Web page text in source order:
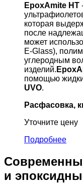
EpoxAmite HT
которая
после
может
E-Glass),
углеродным
изделий.
помощью
UVO.
Расфасовка,
Уточните цену
Подробнее
и